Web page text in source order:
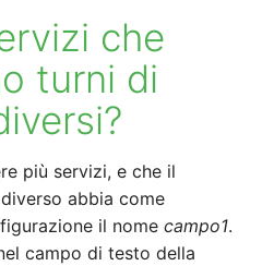
che
turni di
più servizi, e che il
abbia come
il nome campo1.
campo di testo della